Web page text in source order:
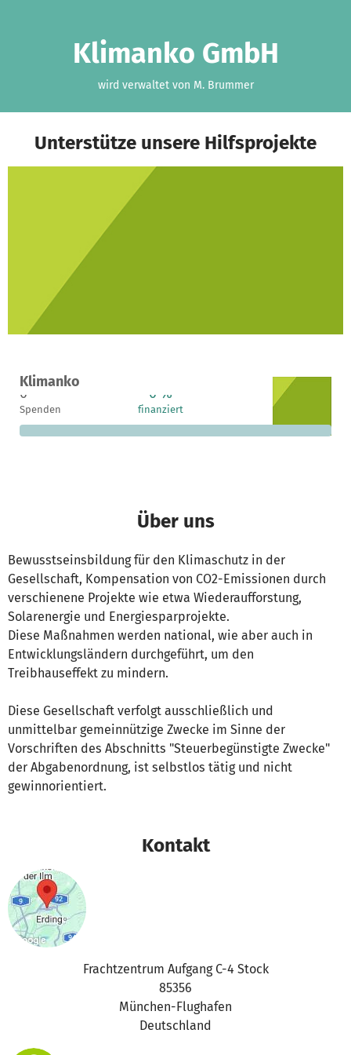
Klimanko GmbH
wird verwaltet von M. Brummer
Unterstütze unsere Hilfsprojekte
Klimanko
Ein Projekt in München-Flughafen, Deutschland
0
Spenden
0 %
finanziert
2.200 €
Über uns
Bewusstseinsbildung für den Klimaschutz in der
Gesellschaft, Kompensation von CO2-Emissionen durch
verschienene Projekte wie etwa Wiederaufforstung,
Solarenergie und Energiesparprojekte.
Diese Maßnahmen werden national, wie aber auch in
Entwicklungsländern durchgeführt, um den
Treibhauseffekt zu mindern.
Diese Gesellschaft verfolgt ausschließlich und
unmittelbar gemeinnützige Zwecke im Sinne der
Vorschriften des Abschnitts "Steuerbegünstigte Zwecke"
der Abgabenordnung, ist selbstlos tätig und nicht
gewinnorientiert.
Kontakt
Frachtzentrum Aufgang C-4 Stock
85356
München-Flughafen
Deutschland